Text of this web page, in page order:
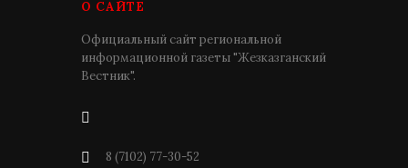
О САЙТЕ
Официальный сайт региональной
информационной газеты "Жезказганский
Вестник".
8 (7102) 77-30-52